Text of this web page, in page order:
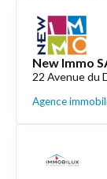
New Immo
22 Avenue du
Agence